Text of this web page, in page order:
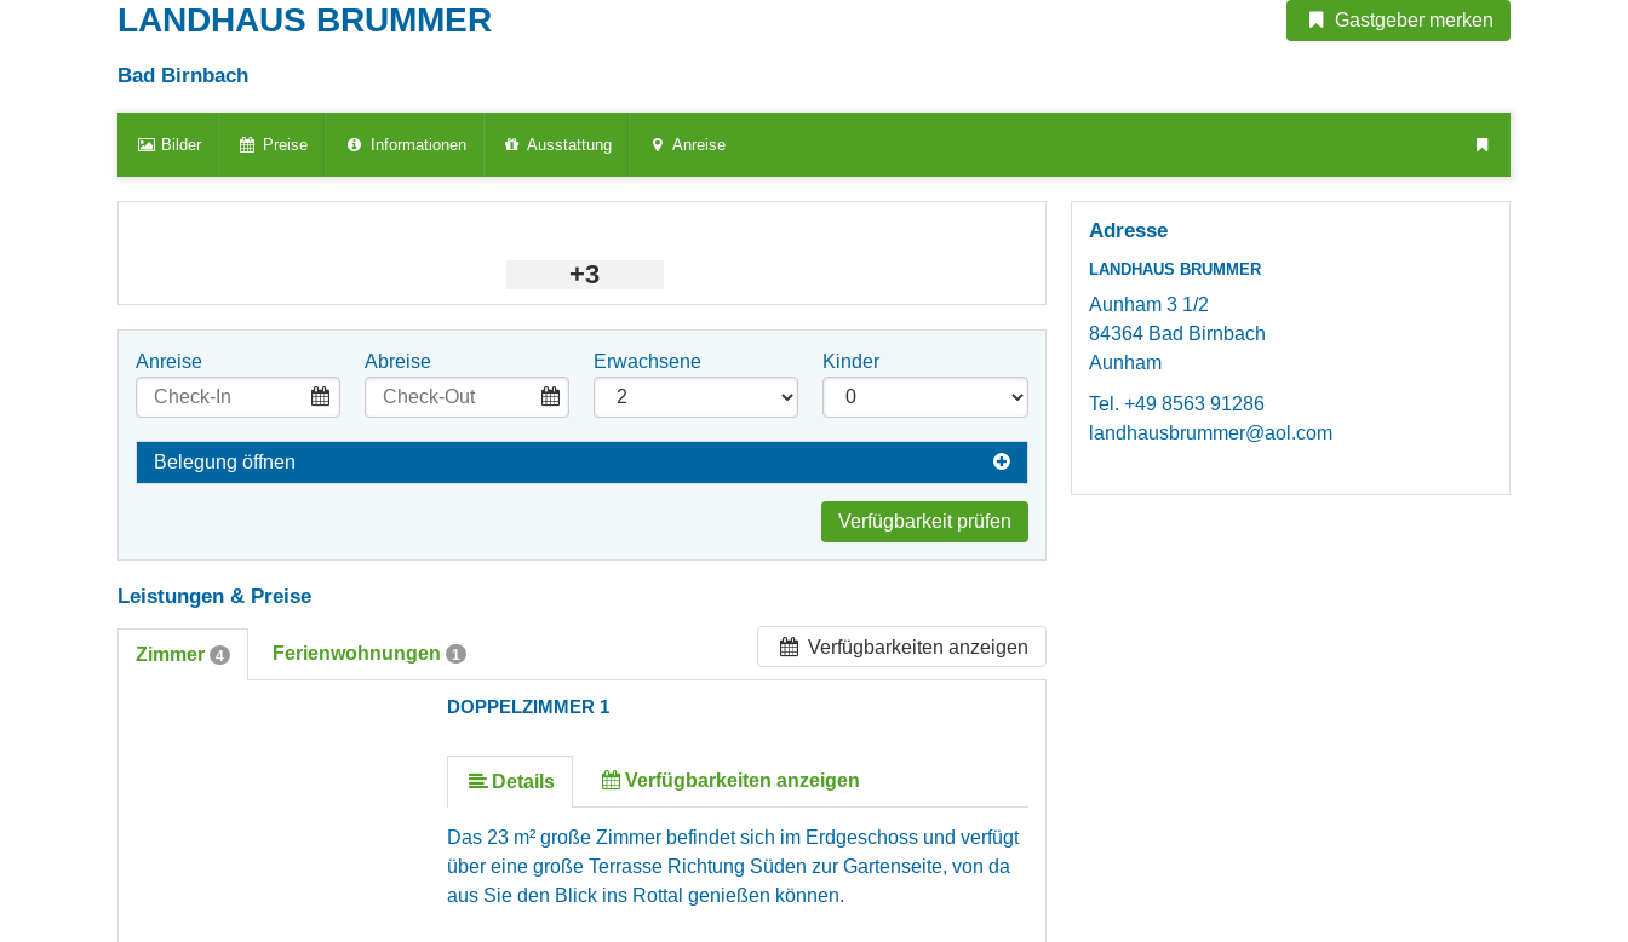
LANDHAUS BRUMMER Gastgeber merken
Bad Birnbach
Bilder Preise Informationen Ausstattung Anreise
+3
Anreise Abreise Erwachsene Kinder
Belegung öffnen
Verfügbarkeit prüfen
Verfügbarkeiten anzeigen
Leistungen & Preise
Zimmer 4 Ferienwohnungen 1
DOPPELZIMMER 1
Details Verfügbarkeiten anzeigen
Das 23 m² große Zimmer befindet sich im Erdgeschoss und verfügt
über eine große Terrasse Richtung Süden zur Gartenseite, von da
aus Sie den Blick ins Rottal genießen können.
Adresse
LANDHAUS BRUMMER
Aunham 3 1/2
84364 Bad Birnbach
Aunham
Tel. +49 8563 91286
landhausbrummer@aol.com